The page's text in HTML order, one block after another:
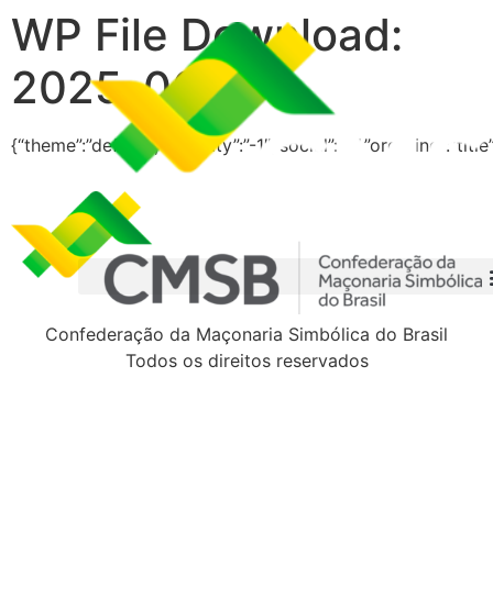
WP File Download:
2025-06
{“theme”:”default”,”visibility”:”-
Confederação da Maçonaria Simbólica do Brasil
Todos os direitos reservados